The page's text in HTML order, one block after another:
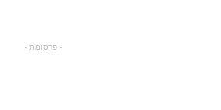
- פרסומת -